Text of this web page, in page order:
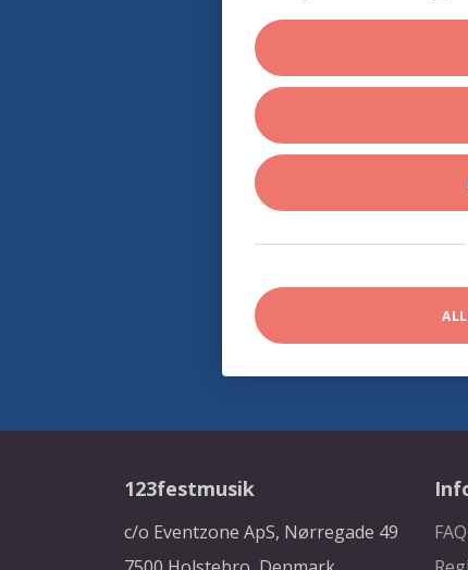
123festmusik
c/o Eventzone ApS, Nørregade 49
FAQ